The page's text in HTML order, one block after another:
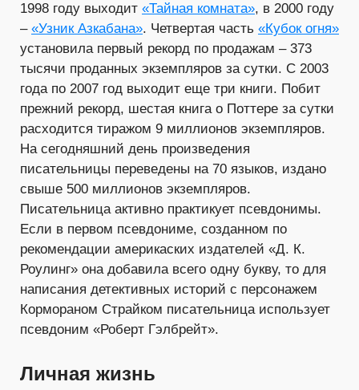
1998 году выходит «Тайная комната», в 2000 году
– «Узник Азкабана». Четвертая часть «Кубок огня»
установила первый рекорд по продажам – 373
тысячи проданных экземпляров за сутки. С 2003
года по 2007 год выходит еще три книги. Побит
прежний рекорд, шестая книга о Поттере за сутки
расходится тиражом 9 миллионов экземпляров.
На сегодняшний день произведения
писательницы переведены на 70 языков, издано
свыше 500 миллионов экземпляров.
Писательница активно практикует псевдонимы.
Если в первом псевдониме, созданном по
рекомендации америкаских издателей «Д. К.
Роулинг» она добавила всего одну букву, то для
написания детективных историй с персонажем
Кормораном Страйком писательница использует
псевдоним «Роберт Гэлбрейт».
Личная жизнь